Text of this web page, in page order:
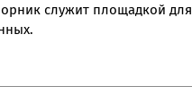
служит площадкой для